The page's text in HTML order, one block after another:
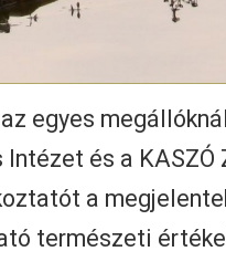
egyes
Intézet és a
a
természeti